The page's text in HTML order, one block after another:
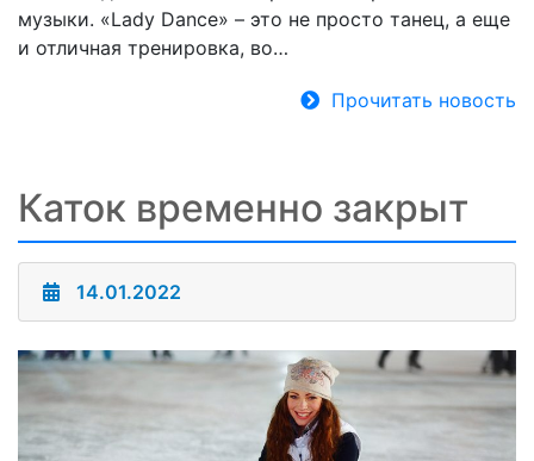
музыки. «Lady Dance» – это не просто танец, а еще
и отличная тренировка, во…
Прочитать новость
Каток временно закрыт
14.01.2022